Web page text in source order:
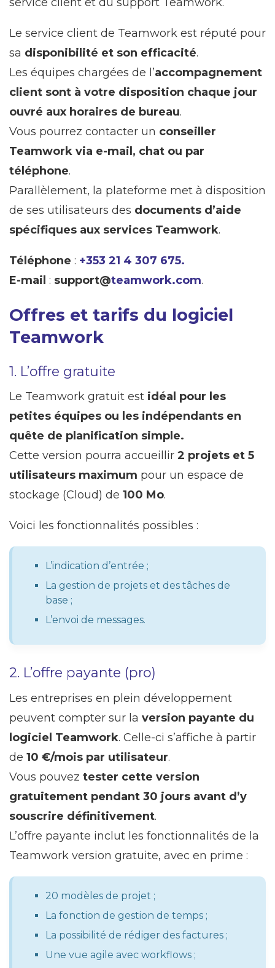
Le service client de Teamwork est réputé pour
sa disponibilité et son efficacité.
Les équipes chargées de l’accompagnement
client sont à votre disposition chaque jour
ouvré aux horaires de bureau.
Vous pourrez contacter un conseiller
Teamwork via e-mail, chat ou par
téléphone.
Parallèlement, la plateforme met à disposition
de ses utilisateurs des documents d’aide
spécifiques aux services Teamwork.
Téléphone : +353 21 4 307 675.
E-mail : support@teamwork.com.
Offres et tarifs du logiciel
Teamwork
1. L’offre gratuite
Le Teamwork gratuit est idéal pour les
petites équipes ou les indépendants en
quête de planification simple.
Cette version pourra accueillir 2 projets et 5
utilisateurs maximum pour un espace de
stockage (Cloud) de 100 Mo.
Voici les fonctionnalités possibles :
L’indication d’entrée ;
La gestion de projets et des tâches de
base ;
L’envoi de messages.
2. L’offre payante (pro)
Les entreprises en plein développement
peuvent compter sur la version payante du
logiciel Teamwork. Celle-ci s’affiche à partir
de 10 €/mois par utilisateur.
Vous pouvez tester cette version
gratuitement pendant 30 jours avant d’y
souscrire définitivement.
L’offre payante inclut les fonctionnalités de la
Teamwork version gratuite, avec en prime :
20 modèles de projet ;
La fonction de gestion de temps ;
La possibilité de rédiger des factures ;
Une vue agile avec workflows ;